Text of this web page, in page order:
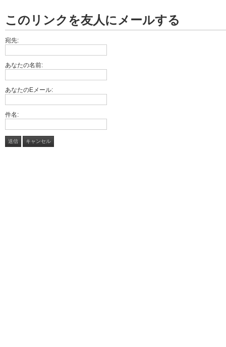
このリンクを友人にメールする
宛先:
あなたの名前:
あなたのEメール:
件名:
送信 キャンセル